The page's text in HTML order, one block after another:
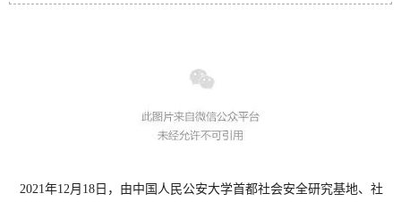
2021年12月18日，由中国人民公安大学首都社会安全研究基地、社